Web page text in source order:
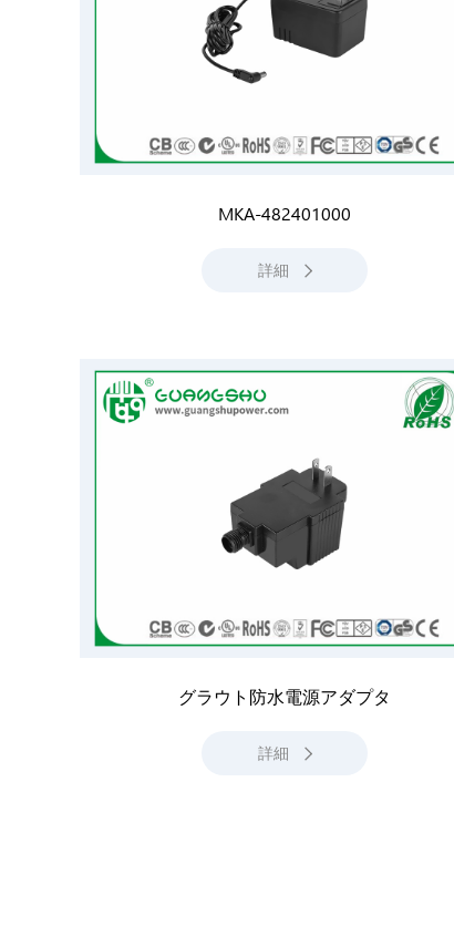
MKA-482401000
詳細
グラウト防水電源アダプタ
詳細